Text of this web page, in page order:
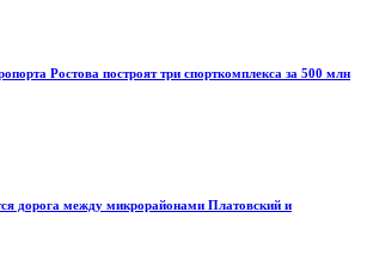
Ростова построят три спорткомплекса за 500 млн
дорога между микрорайонами Платовский и